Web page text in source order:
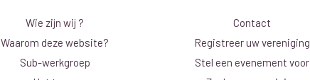
Wie zijn wij ?
Waarom deze website?
Sub-werkgroep
Contact
Registreer uw vereniging
Stel een evenement voor